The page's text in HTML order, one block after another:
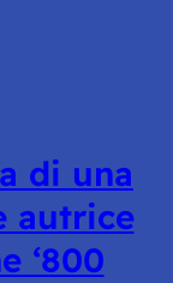
di una
autrice
‘800